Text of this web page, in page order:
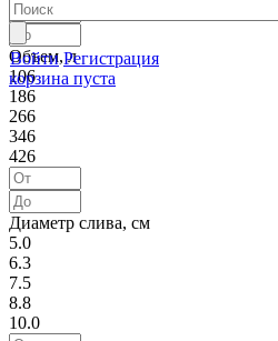
Войти Регистрация
корзина пуста
Объем, л
106
186
266
346
426
Диаметр слива, см
5.0
6.3
7.5
8.8
10.0